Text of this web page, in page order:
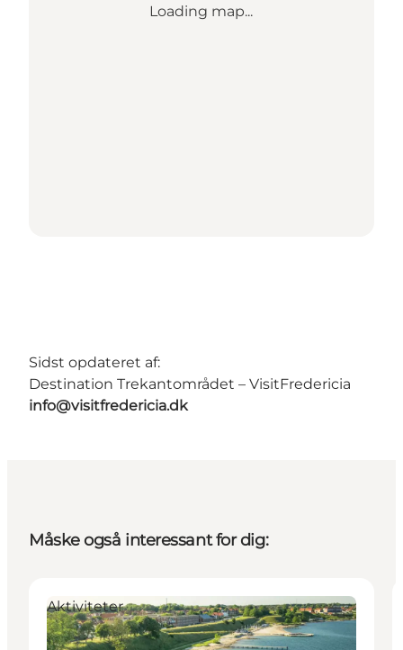
Loading map...
Sidst opdateret af:
Destination Trekantområdet – VisitFredericia
info@visitfredericia.dk
Måske også interessant for dig:
Aktiviteter